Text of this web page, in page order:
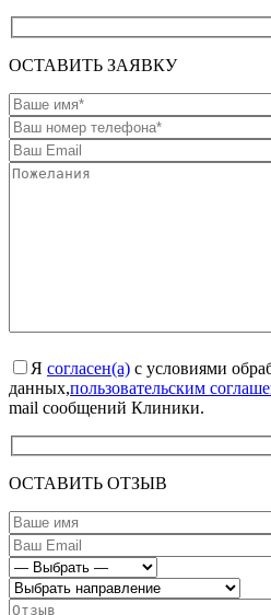
ОСТАВИТЬ ЗАЯВКУ
Я согласен(а) с условиями
данных,пользовательским
mail сообщений Клиники.
ОСТАВИТЬ ОТЗЫВ